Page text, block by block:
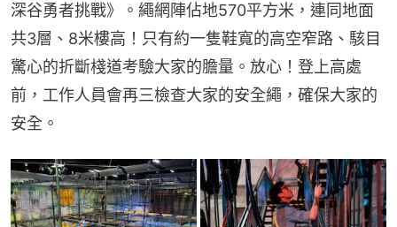
深谷勇者挑戰》。繩網陣佔地570平方米，連同地面
共3層、8米樓高！只有約一隻鞋寬的高空窄路、駭目
驚心的折斷棧道考驗大家的膽量。放心！登上高處
前，工作人員會再三檢查大家的安全繩，確保大家的
安全。